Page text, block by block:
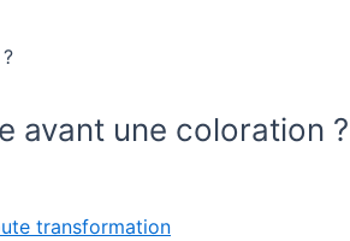
avant une coloration ?
transformation